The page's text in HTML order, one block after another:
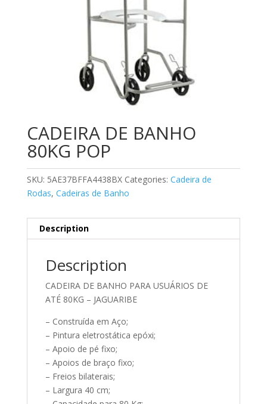
CADEIRA DE BANHO
80KG POP
SKU: 5AE37BFFA4438BX Categories: Cadeira de
Rodas, Cadeiras de Banho
Description
Description
CADEIRA DE BANHO PARA USUÁRIOS DE
ATÉ 80KG – JAGUARIBE
– Construída em Aço;
– Pintura eletrostática epóxi;
– Apoio de pé fixo;
– Apoios de braço fixo;
– Freios bilaterais;
– Largura 40 cm;